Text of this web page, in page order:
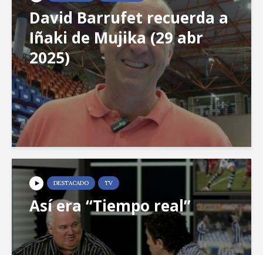
David Barrufet recuerda a
Iñaki de Mujika (29 abr
2025)
DESTACADO TV
Así era “Tiempo real”